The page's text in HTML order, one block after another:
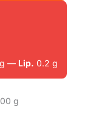
— Lip. 0.2 g
g